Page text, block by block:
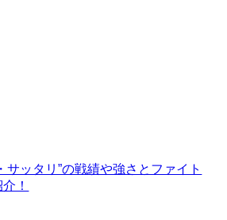
サッタリ”の戦績や強さとファイト
！